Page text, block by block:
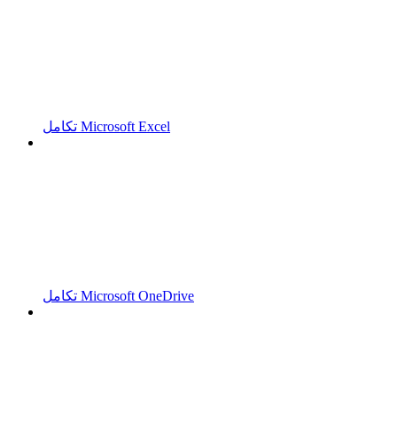
تكامل Microsoft Excel
تكامل Microsoft OneDrive